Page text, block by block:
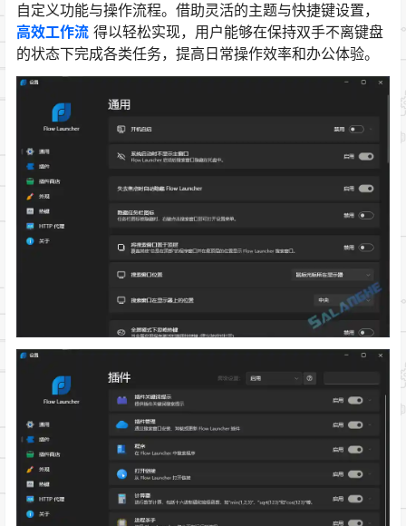
自定义功能与操作流程。借助灵活的主题与快捷键设置，
高效工作流 得以轻松实现，用户能够在保持双手不离键盘
的状态下完成各类任务，提高日常操作效率和办公体验。